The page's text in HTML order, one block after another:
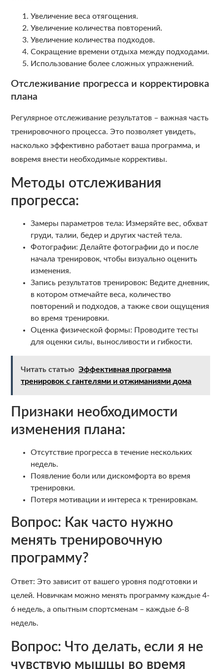
Увеличение веса отягощения.
Увеличение количества повторений.
Увеличение количества подходов.
Сокращение времени отдыха между подходами.
Использование более сложных упражнений.
Отслеживание прогресса и корректировка
плана
Регулярное отслеживание результатов – важная часть
тренировочного процесса. Это позволяет увидеть,
насколько эффективно работает ваша программа, и
вовремя внести необходимые коррективы.
Методы отслеживания
прогресса:
Замеры параметров тела: Измеряйте вес, обхват
груди, талии, бедер и других частей тела.
Фотографии: Делайте фотографии до и после
начала тренировок, чтобы визуально оценить
изменения.
Запись результатов тренировок: Ведите дневник,
в котором отмечайте веса, количество
повторений и подходов, а также свои ощущения
во время тренировки.
Оценка физической формы: Проводите тесты
для оценки силы, выносливости и гибкости.
Читать статью Эффективная программа
тренировок с гантелями и отжиманиями дома
Признаки необходимости
изменения плана:
Отсутствие прогресса в течение нескольких
недель.
Появление боли или дискомфорта во время
тренировки.
Потеря мотивации и интереса к тренировкам.
Вопрос: Как часто нужно
менять тренировочную
программу?
Ответ: Это зависит от вашего уровня подготовки и
целей. Новичкам можно менять программу каждые 4-
6 недель, а опытным спортсменам – каждые 6-8
недель.
Вопрос: Что делать, если я не
чувствую мышцы во время